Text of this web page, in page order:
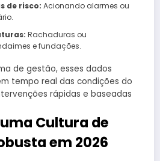
de risco: Acionando alarmes ou
Rachaduras ou
e fundações.
de gestão, esses dados
tempo real das condições do
rápidas e baseadas
Cultura de
em 2026